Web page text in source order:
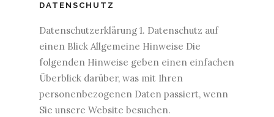
DATENSCHUTZ
Datenschutzerklärung 1. Datenschutz auf
einen Blick Allgemeine Hinweise Die
folgenden Hinweise geben einen einfachen
Überblick darüber, was mit Ihren
personenbezogenen Daten passiert, wenn
Sie unsere Website besuchen.